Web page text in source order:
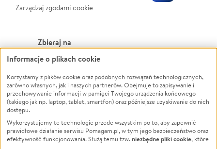
Zarządzaj zgodami cookie
Zbieraj na
Leczenie
Zwierzęta
Pożar
Ukraina
Pomoc Finansowa
Projekty
Powódź
Wichura
NGO
Edukacja
Podróż
Informacje o plikach cookie
Korzystamy z plików cookie oraz podobnych rozwiązań technologicznych,
zarówno własnych, jak i naszych partnerów. Obejmuje to zapisywanie i
przechowywanie informacji w pamięci Twojego urządzenia końcowego
(takiego jak np. laptop, tablet, smartfon) oraz późniejsze uzyskiwanie do nich
dostępu.
Wykorzystujemy te technologie przede wszystkim po to, aby zapewnić
prawidłowe działanie serwisu Pomagam.pl, w tym jego bezpieczeństwo oraz
efektywność funkcjonowania. Służą temu tzw.niezbędne pliki cookie, które